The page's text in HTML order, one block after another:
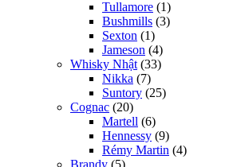
Tullamore (1)
Bushmills (3)
Sexton (1)
Jameson (4)
Whisky Nhật (33)
Nikka (7)
Suntory (25)
Cognac (20)
Martell (6)
Hennessy (9)
Rémy Martin (4)
Brandy (5)